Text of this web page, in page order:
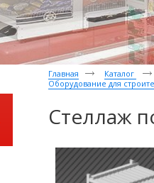
Главная Каталог
Оборудование для
Стеллаж